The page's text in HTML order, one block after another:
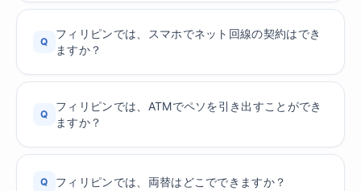
Q
フィリピンでは、スマホでネット回線の契約はでき
ますか？
Q
フィリピンでは、ATMでペソを引き出すことができ
ますか？
Q フィリピンでは、両替はどこでできますか？